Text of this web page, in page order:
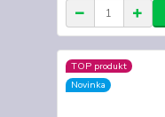
TOP produkt
Novinka